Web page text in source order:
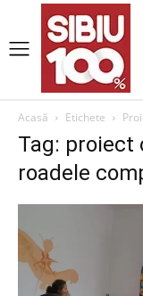
Acasă Etichete
Tag: proiect
roadele